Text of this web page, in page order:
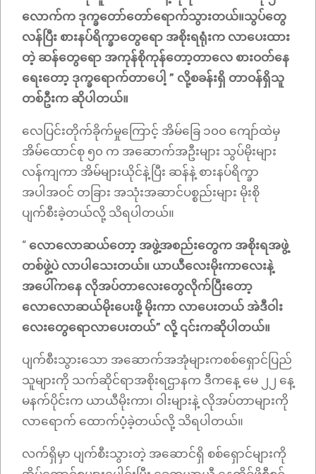
လောက်က ဒုက္ခတော်တော်ရောက်သွားတယ်။သွပ်တွေ
လန်ပြီး စားနပ်ရိက္ခာတွေရော အစိုးရရုံးက လာပေးထား
တဲ့ ဆန်တွေရော အကုန်စိုကုန်တော့တာလေ စားဝတ်နေ
ရေးတော့ ဒုက္ခရောက်တာပေါ့ ” လို့စခန်းရှိ တာဝန်ရှိသူ
တစ်ဦးက ဆိုပါတယ်။
လေပြင်းတိုက်ခိုက်မှုကြောင့် အိမ်ခြေ ၁၀၀ ကျော်ထဲမှ
အိမ်ထောင်စု ၅၀ က အဆောက်အဦးများ သွပ်မိုးများ
လန်ကျကာ အိမ်များယိုင်နဲ့ပြီး ဆန်နဲ့ စားနပ်ရိက္ခာ
အပါအဝင် တခြား အသုံးအဆာင်ပစ္စည်းများ မိုးစို
ပျက်စီးခဲ့တယ်လို့ သိရပါတယ်။
“ လောလောဆယ်တော့ အဖွဲ့အစည်းတွေက အစိုးရအဖွဲ့
တစ်ဖွဲ့ပဲ လာပါသေးတယ်။ ယာယီလေးမိုးကာလေးနဲ့
အပေါ်ကနေ လိုအပ်တာလေးတွေလိုက်ပြီးတော့
လောလောဆယ်မိုးပေးဖို့ မိုးကာ လာပေးတယ် အဲဒီဝါး
လေးတွေရောလာပေးတယ်” လို့ ၎င်းကဆိုပါတယ်။
ပျက်စီးသွားသော အဆောက်အအုံများကစစ်ရှောင်ပြည်
သူများကို သက်ဆိုင်ရာအစိုးရဌာနက ဒီကနေ့ မေ ၂၂ နေ့
မနက်ပိုင်းက ယာယီမိုးကာ၊ ဝါးများနဲ့ လိုအပ်တာများကို
လာရောက် ထောက်ပံ့ခဲ့တယ်လို့ သိရပါတယ်။
လက်ရှိမှာ ပျက်စီးသွားတဲ့ အဆောင်ရှိ စစ်ရှောင်များကို